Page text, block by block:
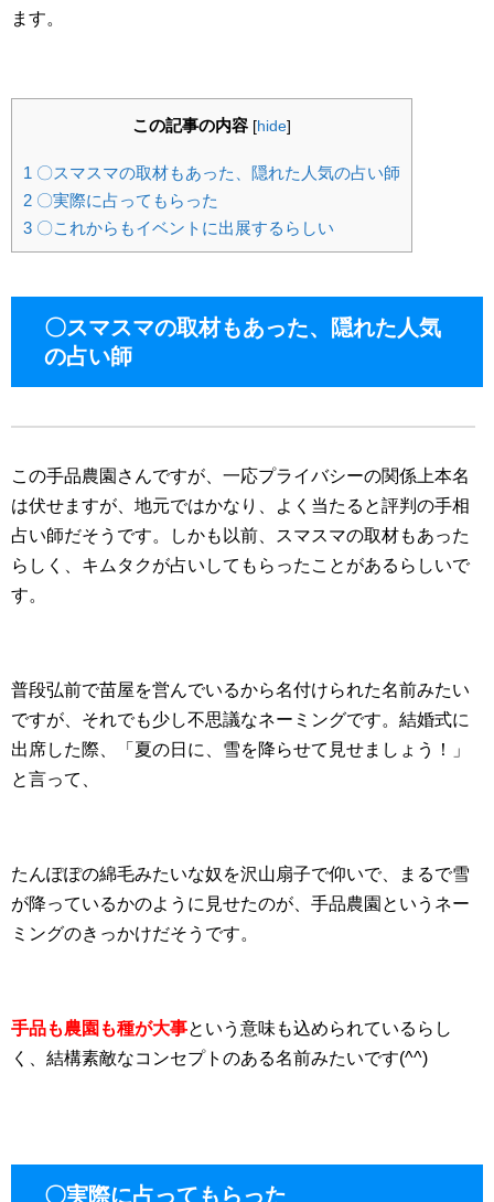
ます。
この記事の内容 [hide]
1 〇スマスマの取材もあった、隠れた人気の占い師
2 〇実際に占ってもらった
3 〇これからもイベントに出展するらしい
〇スマスマの取材もあった、隠れた人気
の占い師
この手品農園さんですが、一応プライバシーの関係上本名
は伏せますが、地元ではかなり、よく当たると評判の手相
占い師だそうです。しかも以前、スマスマの取材もあった
らしく、キムタクが占いしてもらったことがあるらしいで
す。
普段弘前で苗屋を営んでいるから名付けられた名前みたい
ですが、それでも少し不思議なネーミングです。結婚式に
出席した際、「夏の日に、雪を降らせて見せましょう！」
と言って、
たんぽぽの綿毛みたいな奴を沢山扇子で仰いで、まるで雪
が降っているかのように見せたのが、手品農園というネー
ミングのきっかけだそうです。
手品も農園も種が大事という意味も込められているらし
く、結構素敵なコンセプトのある名前みたいです(^^)
〇実際に占ってもらった